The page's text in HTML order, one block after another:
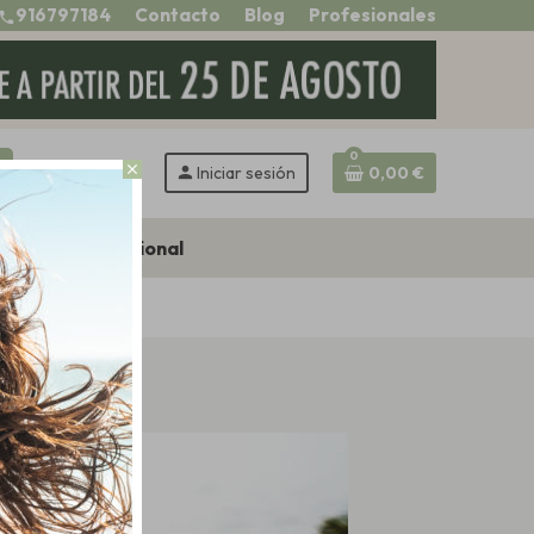
Profesionales
Blog
Contacto
call 916797184
person Iniciar sesión
0
0,00 €
Zona profesional
close